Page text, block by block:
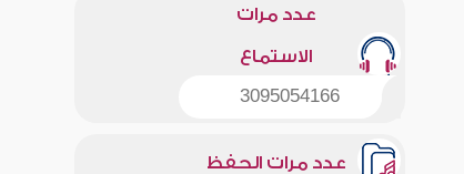
عدد مرات
الاستماع
3095054166
عدد مرات الحفظ